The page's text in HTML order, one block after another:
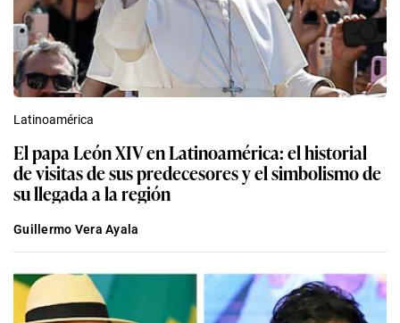
Latinoamérica
El papa León XIV en Latinoamérica: el historial
de visitas de sus predecesores y el simbolismo de
su llegada a la región
Guillermo Vera Ayala